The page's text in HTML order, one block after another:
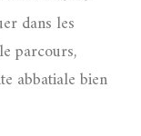
dans les
parcours,
abbatiale bien